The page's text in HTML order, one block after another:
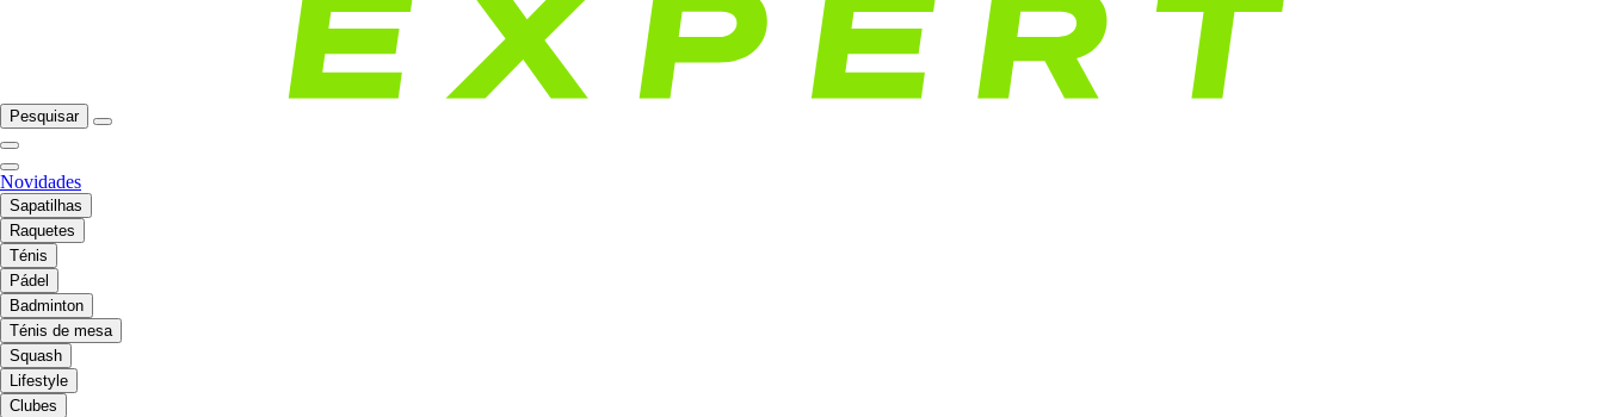
Pesquisar
Novidades
Sapatilhas
Raquetes
Ténis
Pádel
Badminton
Ténis de mesa
Squash
Lifestyle
Clubes